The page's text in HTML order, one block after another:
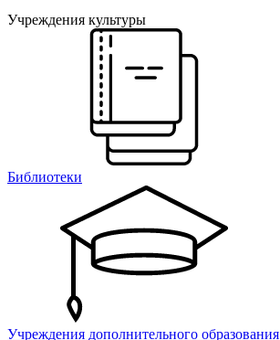
Учреждения культуры
Библиотеки
Учреждения дополнительного образования